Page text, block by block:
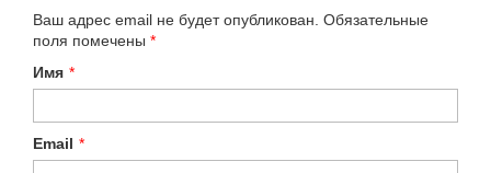
Ваш адрес email не будет опубликован. Обязательные
поля помечены *
Имя *
Email *